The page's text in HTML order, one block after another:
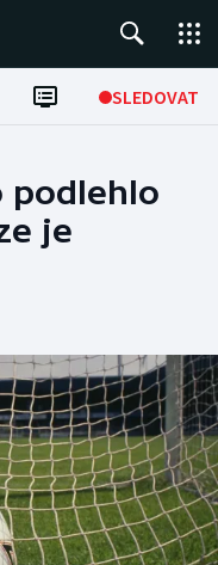
SLEDOVAT
podlehlo
je